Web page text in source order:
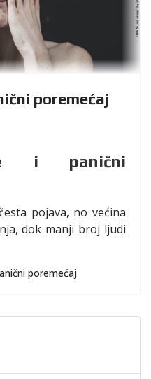
poremećaj
i panični
pojava, no većina
dok manji broj ljudi
poremećaj